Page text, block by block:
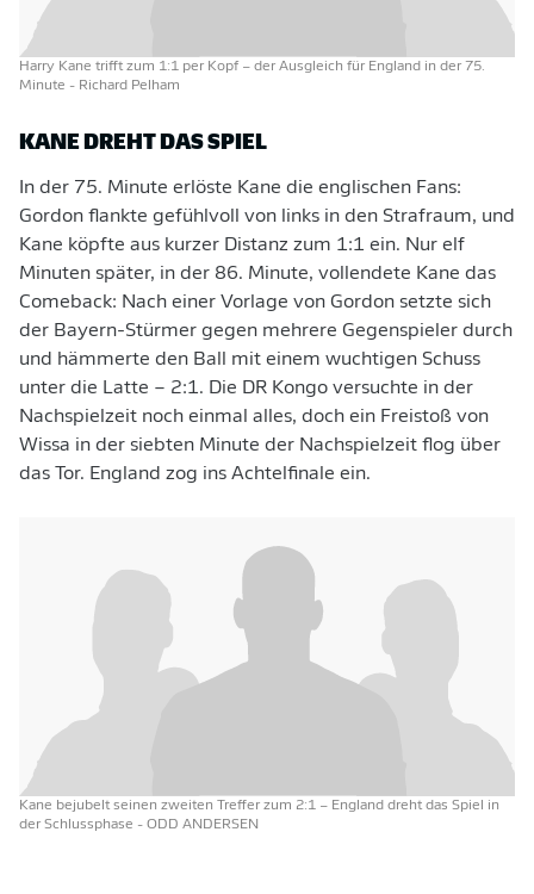
Harry Kane trifft zum 1:1 per Kopf – der Ausgleich für England in der 75.
Minute - Richard Pelham
KANE DREHT DAS SPIEL
In der 75. Minute erlöste Kane die englischen Fans:
Gordon flankte gefühlvoll von links in den Strafraum, und
Kane köpfte aus kurzer Distanz zum 1:1 ein. Nur elf
Minuten später, in der 86. Minute, vollendete Kane das
Comeback: Nach einer Vorlage von Gordon setzte sich
der Bayern-Stürmer gegen mehrere Gegenspieler durch
und hämmerte den Ball mit einem wuchtigen Schuss
unter die Latte – 2:1. Die DR Kongo versuchte in der
Nachspielzeit noch einmal alles, doch ein Freistoß von
Wissa in der siebten Minute der Nachspielzeit flog über
das Tor. England zog ins Achtelfinale ein.
Kane bejubelt seinen zweiten Treffer zum 2:1 – England dreht das Spiel in
der Schlussphase - ODD ANDERSEN